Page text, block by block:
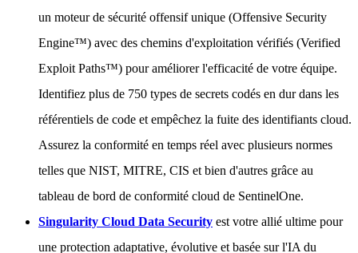
un moteur de sécurité offensif unique (Offensive Security
Engine™) avec des chemins d'exploitation vérifiés (Verified
Exploit Paths™) pour améliorer l'efficacité de votre équipe.
Identifiez plus de 750 types de secrets codés en dur dans les
référentiels de code et empêchez la fuite des identifiants cloud.
Assurez la conformité en temps réel avec plusieurs normes
telles que NIST, MITRE, CIS et bien d'autres grâce au
tableau de bord de conformité cloud de SentinelOne.
Singularity Cloud Data Security est votre allié ultime pour
une protection adaptative, évolutive et basée sur l'IA du